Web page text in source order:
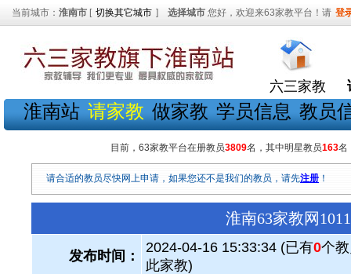
当前城市： 淮南市 [ 切换其它城市 ] 选择城市 您好，欢迎来63家教平台！请 登
六三家教
淮南站 请家教 做家教 学员信息 教员
目前，63家教平台在册教员3809名，其中明星教员163名
请合适的教员尽快网上申请，如果您还不是我们的教员，请先注册 ！
淮南63家教网
发布时间：
2024-04-16 15:33:34 (已有0个
此家教)